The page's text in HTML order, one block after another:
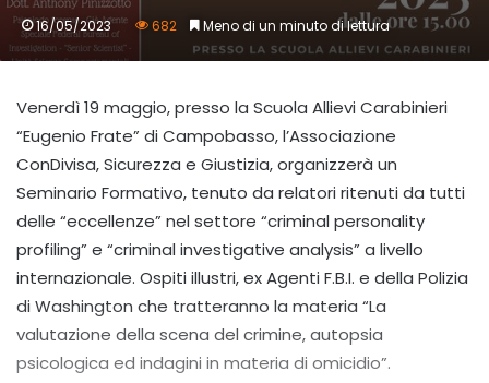
16/05/2023 682 Meno di un minuto di lettura
Venerdì 19 maggio, presso la Scuola Allievi Carabinieri
“Eugenio Frate” di Campobasso, l’Associazione
ConDivisa, Sicurezza e Giustizia, organizzerà un
Seminario Formativo, tenuto da relatori ritenuti da tutti
delle “eccellenze” nel settore “criminal personality
profiling” e “criminal investigative analysis” a livello
internazionale. Ospiti illustri, ex Agenti F.B.I. e della Polizia
di Washington che tratteranno la materia “La
valutazione della scena del crimine, autopsia
psicologica ed indagini in materia di omicidio”.